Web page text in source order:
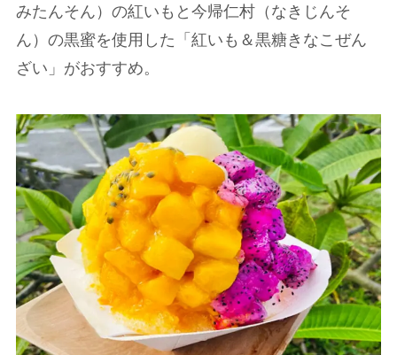
みたんそん）の紅いもと今帰仁村（なきじんそ
ん）の黒蜜を使用した「紅いも＆黒糖きなこぜん
ざい」がおすすめ。